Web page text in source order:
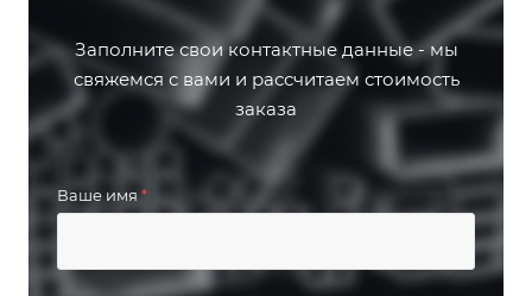
Заполните свои контактные данные - мы
свяжемся с вами и рассчитаем стоимость
заказа
Ваше имя *